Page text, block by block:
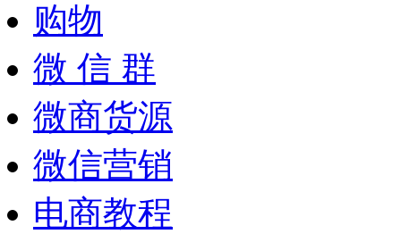
购物
微 信 群
微商货源
微信营销
电商教程